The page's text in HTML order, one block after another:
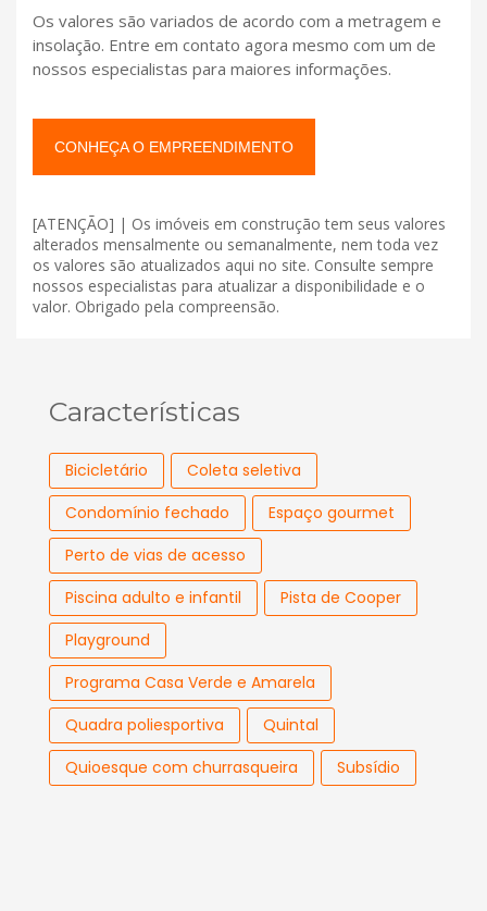
Os valores são variados de acordo com a metragem e
insolação. Entre em contato agora mesmo com um de
nossos especialistas para maiores informações.
CONHEÇA O EMPREENDIMENTO
[ATENÇÃO] | Os imóveis em construção tem seus valores
alterados mensalmente ou semanalmente, nem toda vez
os valores são atualizados aqui no site. Consulte sempre
nossos especialistas para atualizar a disponibilidade e o
valor. Obrigado pela compreensão.
Características
Bicicletário
Coleta seletiva
Condomínio fechado
Espaço gourmet
Perto de vias de acesso
Piscina adulto e infantil
Pista de Cooper
Playground
Programa Casa Verde e Amarela
Quadra poliesportiva
Quintal
Quioesque com churrasqueira
Subsídio